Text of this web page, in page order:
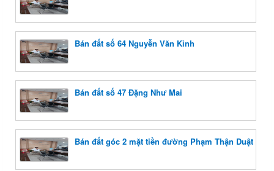
Bán đất số 64 Nguyễn Văn Kỉnh
Bán đất số 47 Đặng Như Mai
Bán đất góc 2 mặt tiền đường Phạm Thận Duật